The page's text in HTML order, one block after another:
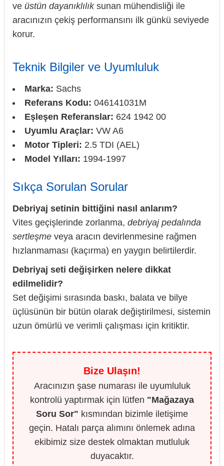
ve üstün dayanıklılıksunan mühendisliği ile
aracınızın çekiş performansını ilk günkü seviyede
korur.
Teknik Bilgiler ve Uyumluluk
Marka: Sachs
Referans Kodu: 046141031M
Eşleşen Referanslar: 624 1942 00
Uyumlu Araçlar: VW A6
Motor Tipleri: 2.5 TDI (AEL)
Model Yılları: 1994-1997
Sıkça Sorulan Sorular
Debriyaj setinin bittiğini nasıl anlarım?
Vites geçişlerinde zorlanma, debriyaj pedalında
sertleşme veya aracın devirlenmesine rağmen
hızlanmaması (kaçırma) en yaygın belirtilerdir.
Debriyaj seti değişirken nelere dikkat
edilmelidir?
Set değişimi sırasında baskı, balata ve bilye
üçlüsünün bir bütün olarak değiştirilmesi, sistemin
uzun ömürlü ve verimli çalışması için kritiktir.
Bize Ulaşın!
Aracınızın şase numarası ile uyumluluk
kontrolü yaptırmak için lütfen "Mağazaya
Soru Sor" kısmından bizimle iletişime
geçin. Hatalı parça alımını önlemek adına
ekibimiz size destek olmaktan mutluluk
duyacaktır.